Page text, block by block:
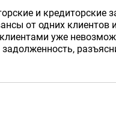
и кредиторские
от одних клиентов и
уже